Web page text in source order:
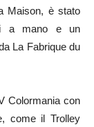
Maison, è stato
a mano e un
La Fabrique du
Colormania con
come il Trolley